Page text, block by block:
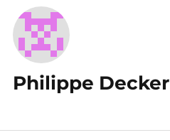
Philippe Decker